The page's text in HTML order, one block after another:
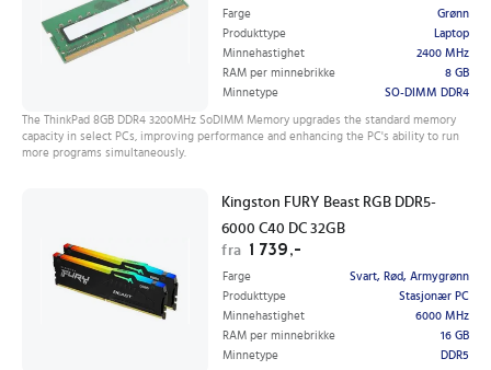
Farge
Grønn
Produkttype
Laptop
Minnehastighet
2400 MHz
RAM per minnebrikke
8 GB
Minnetype
SO-DIMM DDR4
The ThinkPad 8GB DDR4 3200MHz SoDIMM Memory upgrades the standard memory
capacity in select PCs, improving performance and enhancing the PC's ability to run
more programs simultaneously.
Kingston FURY Beast RGB DDR5-
6000 C40 DC 32GB
fra 1 739,-
Farge
Svart, Rød, Armygrønn
Produkttype
Stasjonær PC
Minnehastighet
6000 MHz
RAM per minnebrikke
16 GB
Minnetype
DDR5